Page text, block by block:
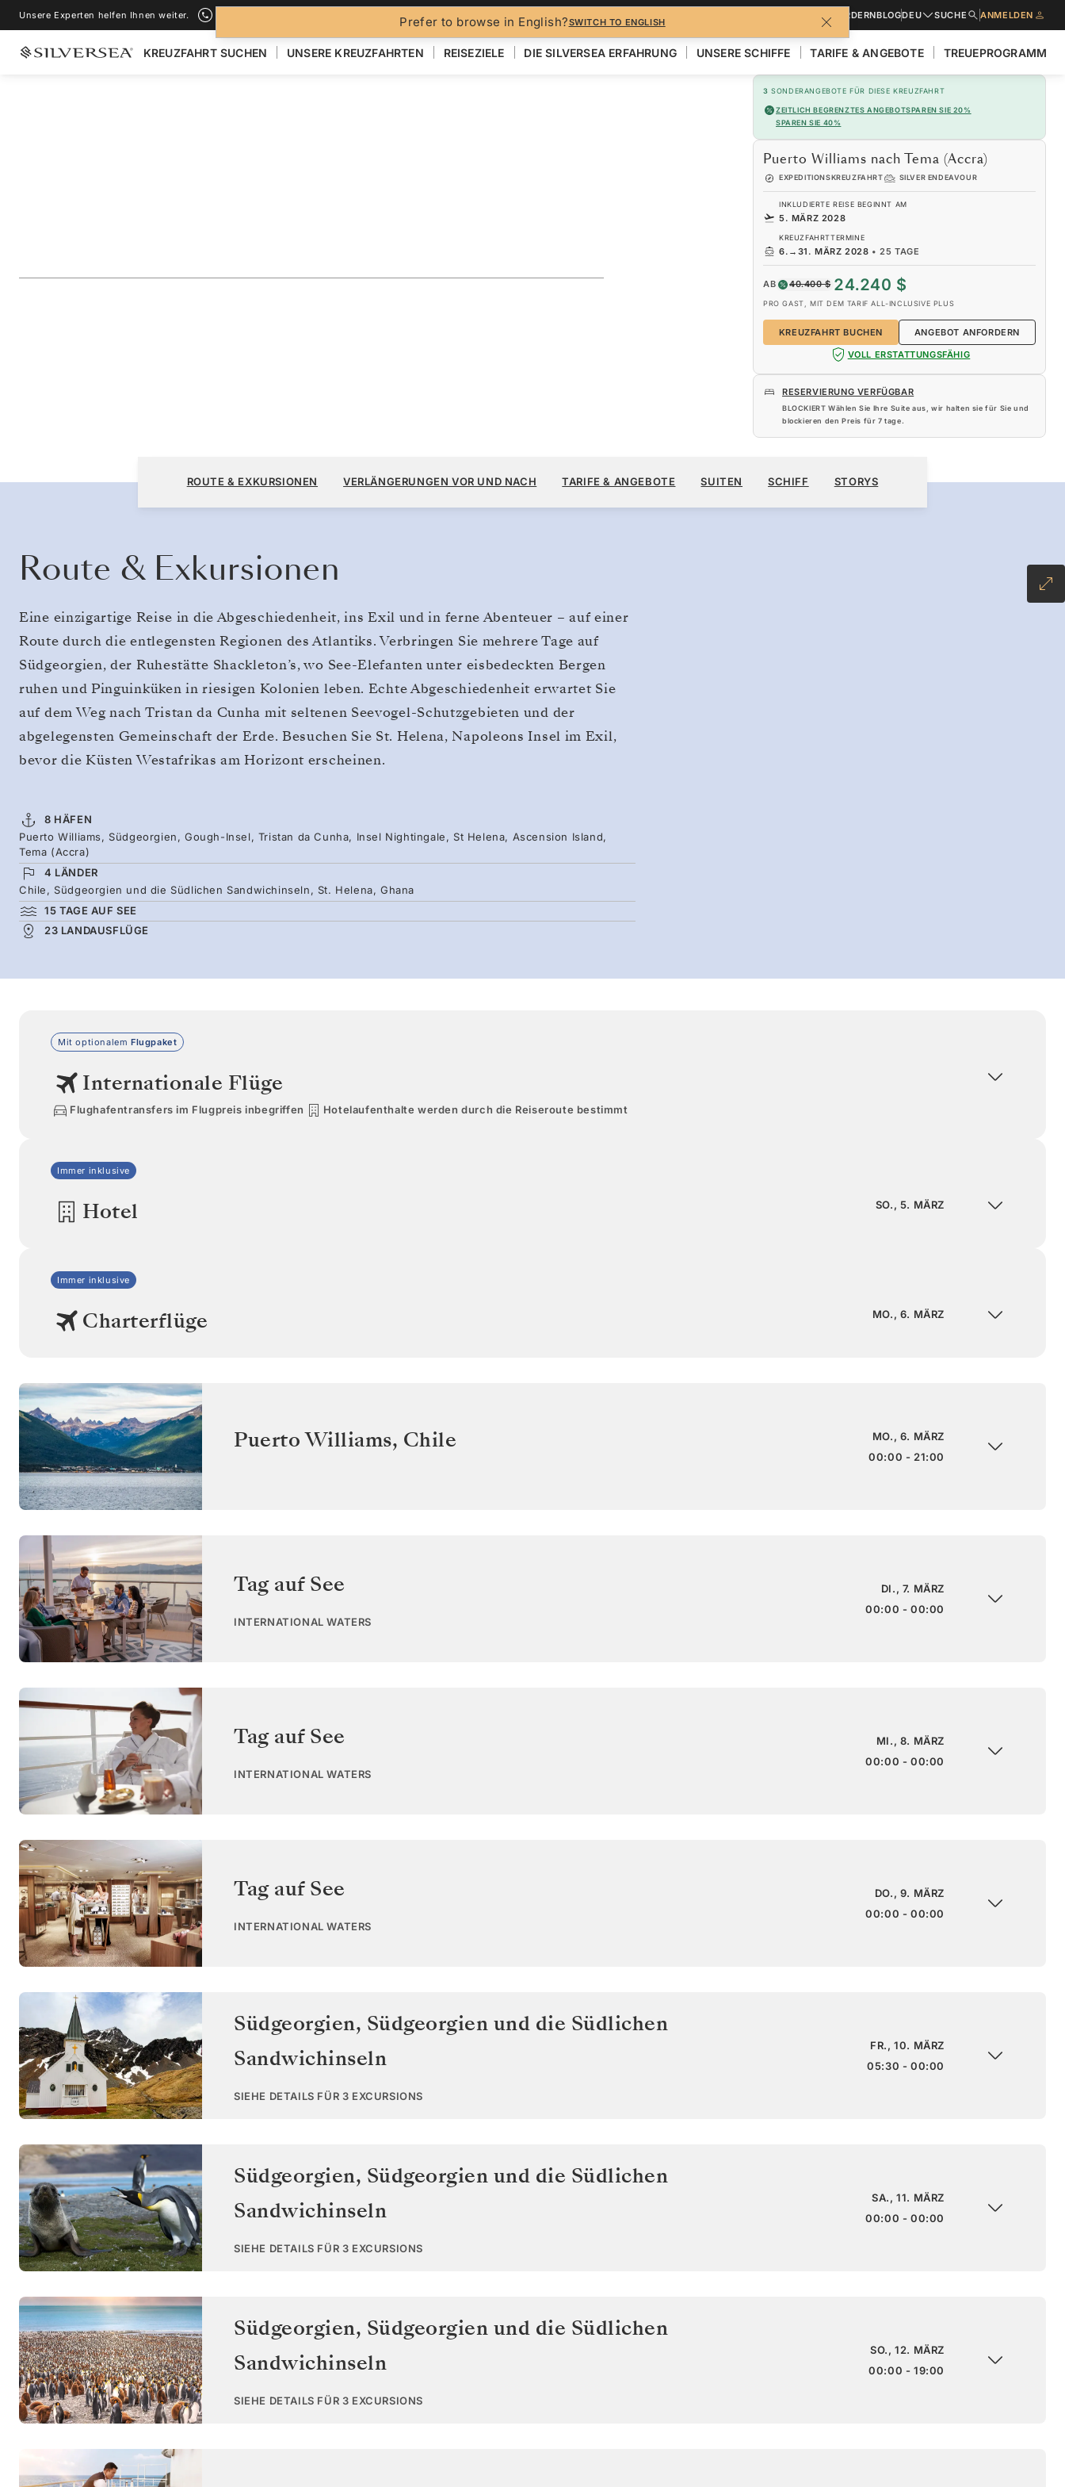
Prefer to browse in English?SWITCH TO ENGLISH
Unsere Experten helfen Ihnen weiter. ANGEBOT ANFORDERNBLOGDEU SUCHE ANMELDEN
KREUZFAHRT SUCHEN UNSERE KREUZFAHRTEN REISEZIELE DIE SILVERSEA ERFAHRUNG UNSERE SCHIFFE TARIFE & ANGEBOTE TREUEPROGRAMM
3 SONDERANGEBOTE FÜR DIESE KREUZFAHRT
ZEITLICH BEGRENZTES ANGEBOTSPAREN SIE 20%
SPAREN SIE 40%
Puerto Williams nach Tema (Accra)
EXPEDITIONSKREUZFAHRT SILVER ENDEAVOUR
INKLUDIERTE REISE BEGINNT AM
5. MÄRZ 2028
KREUZFAHRTTERMINE
6. → 31. MÄRZ 2028 •25 TAGE
AB 40.400 $ 24.240 $
PRO GAST, MIT DEM TARIF ALL-INCLUSIVE PLUS
KREUZFAHRT BUCHEN
ANGEBOT ANFORDERN
VOLL ERSTATTUNGSFÄHIG
RESERVIERUNG VERFÜGBAR
BLOCKIERT Wählen Sie Ihre Suite aus, wir halten sie für Sie und
blockieren den Preis für 7 tage.
Puerto Williams nach Tema (Accra)
25 TAGE
PRO GAST, MIT DEM TARIF ALL-INCLUSIVE PLUS
KREUZFAHRT BUCHEN
ROUTE & EXKURSIONEN VERLÄNGERUNGEN VOR UND NACH TARIFE & ANGEBOTE SUITEN SCHIFF STORYS
Route & Exkursionen
Eine einzigartige Reise in die Abgeschiedenheit, ins Exil und in ferne Abenteuer – auf einer
Route durch die entlegensten Regionen des Atlantiks. Verbringen Sie mehrere Tage auf
Südgeorgien, der Ruhestätte Shackleton’s, wo See-Elefanten unter eisbedeckten Bergen
ruhen und Pinguinküken in riesigen Kolonien leben. Echte Abgeschiedenheit erwartet Sie
auf dem Weg nach Tristan da Cunha mit seltenen Seevogel-Schutzgebieten und der
abgelegensten Gemeinschaft der Erde. Besuchen Sie St. Helena, Napoleons Insel im Exil,
bevor die Küsten Westafrikas am Horizont erscheinen.
8 HÄFEN
Puerto Williams, Südgeorgien, Gough-Insel, Tristan da Cunha, Insel Nightingale, St Helena, Ascension Island,
Tema (Accra)
4 LÄNDER
Chile, Südgeorgien und die Südlichen Sandwichinseln, St. Helena, Ghana
15 TAGE AUF SEE
23 LANDAUSFLÜGE
Mit optionalem Flugpaket
Internationale Flüge
Flughafentransfers im Flugpreis inbegriffen Hotelaufenthalte werden durch die Reiseroute bestimmt
Immer inklusive
Hotel SO., 5. MÄRZ
Immer inklusive
Charterflüge MO., 6. MÄRZ
Puerto Williams, Chile
MO., 6. MÄRZ
00:00 - 21:00
Tag auf See
INTERNATIONAL WATERS
DI., 7. MÄRZ
00:00 - 00:00
Tag auf See
INTERNATIONAL WATERS
MI., 8. MÄRZ
00:00 - 00:00
Tag auf See
INTERNATIONAL WATERS
DO., 9. MÄRZ
00:00 - 00:00
Südgeorgien, Südgeorgien und die Südlichen
Sandwichinseln
SIEHE DETAILS FÜR 3 EXCURSIONS
FR., 10. MÄRZ
05:30 - 00:00
Südgeorgien, Südgeorgien und die Südlichen
Sandwichinseln
SIEHE DETAILS FÜR 3 EXCURSIONS
SA., 11. MÄRZ
00:00 - 00:00
Südgeorgien, Südgeorgien und die Südlichen
Sandwichinseln
SIEHE DETAILS FÜR 3 EXCURSIONS
SO., 12. MÄRZ
00:00 - 19:00